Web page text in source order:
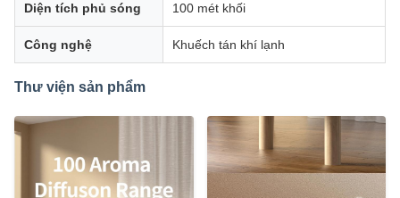
Diện tích phủ sóng 100 mét khối
Công nghệ Khuếch tán khí lạnh
Thư viện sản phẩm